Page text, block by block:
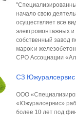
начало свою
осуществляет все
электромонтажных
собственный завод
марок и
СРО Ассоциации
СЗ Южуралсервис
ООО
«Южуралсервис»
более 10 лет под